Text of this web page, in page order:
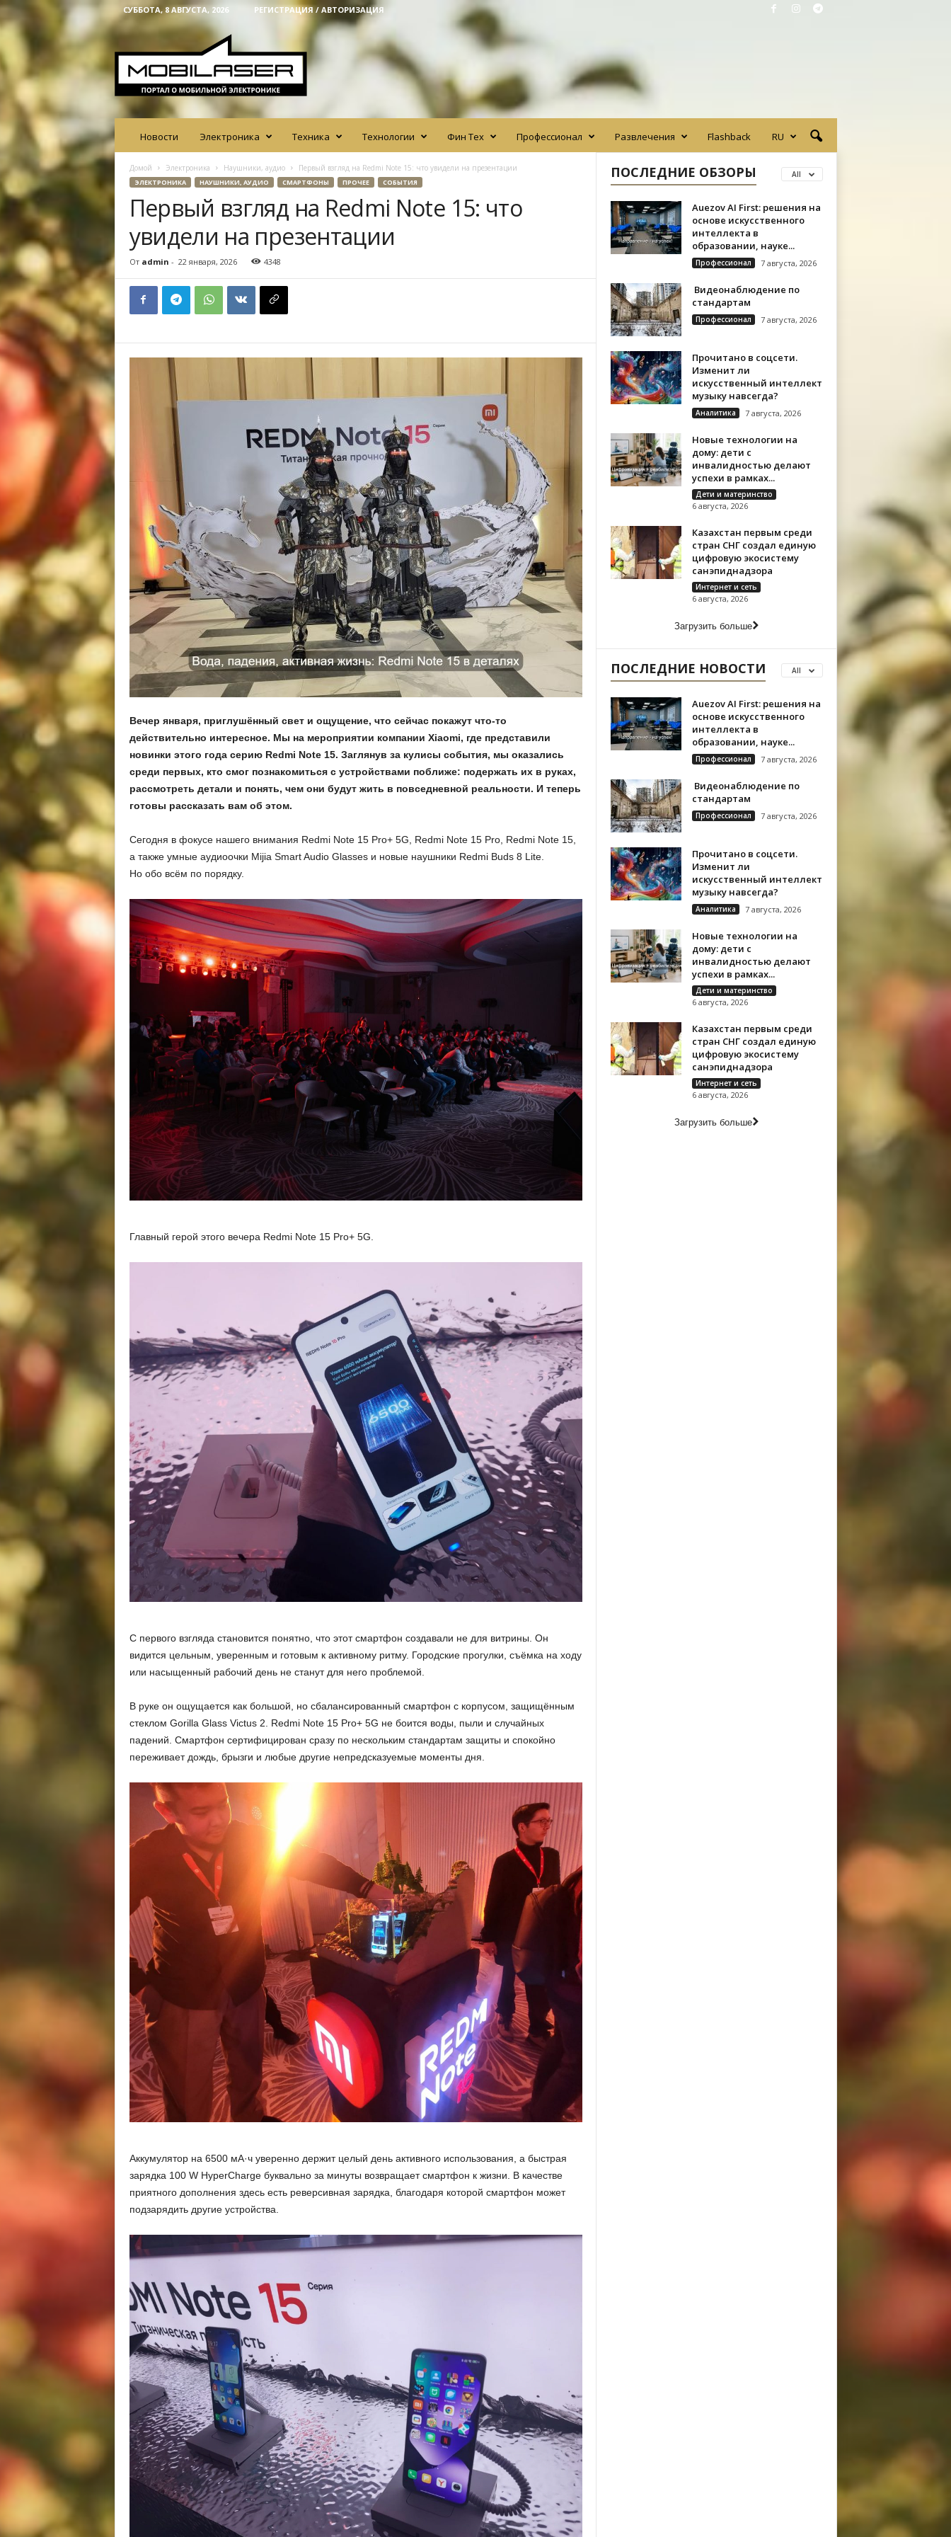
СУББОТА, 8 АВГУСТА, 2026 РЕГИСТРАЦИЯ / АВТОРИЗАЦИЯ
M
i
s
e
r
Новости Электроника Техника Технологии Фин Тех Профессионал Развлечения Flashback RU
Домой Электроника Наушники, аудио Первый взгляд на Redmi Note 15: что увидели на презентации
ЭЛЕКТРОНИКА НАУШНИКИ, АУДИО СМАРТФОНЫ ПРОЧЕЕ СОБЫТИЯ
Первый взгляд на Redmi Note 15: что
увидели на презентации
От admin - 22 января, 2026 4348
Вечер января, приглушённый свет и ощущение, что сейчас покажут что-то
действительно интересное. Мы на мероприятии компании Xiaomi, где представили
новинки этого года серию Redmi Note 15. Заглянув за кулисы события, мы оказались
среди первых, кто смог познакомиться с устройствами поближе: подержать их в руках,
рассмотреть детали и понять, чем они будут жить в повседневной реальности. И теперь
готовы рассказать вам об этом.
Сегодня в фокусе нашего внимания Redmi Note 15 Pro+ 5G, Redmi Note 15 Pro, Redmi Note 15,
а также умные аудиоочки Mijia Smart Audio Glasses и новые наушники Redmi Buds 8 Lite.
Но обо всём по порядку.
Главный герой этого вечера Redmi Note 15 Pro+ 5G.
С первого взгляда становится понятно, что этот смартфон создавали не для витрины. Он
видится цельным, уверенным и готовым к активному ритму. Городские прогулки, съёмка на ходу
или насыщенный рабочий день не станут для него проблемой.
В руке он ощущается как большой, но сбалансированный смартфон с корпусом, защищённым
стеклом Gorilla Glass Victus 2. Redmi Note 15 Pro+ 5G не боится воды, пыли и случайных
падений. Смартфон сертифицирован сразу по нескольким стандартам защиты и спокойно
переживает дождь, брызги и любые другие непредсказуемые моменты дня.
Аккумулятор на 6500 мА·ч уверенно держит целый день активного использования, а быстрая
зарядка 100 W HyperCharge буквально за минуты возвращает смартфон к жизни. В качестве
приятного дополнения здесь есть реверсивная зарядка, благодаря которой смартфон может
подзарядить другие устройства.
ПОСЛЕДНИЕ ОБЗОРЫ All
Auezov AI First: решения на
основе искусственного
интеллекта в
образовании, науке...
Профессионал 7 августа, 2026
Видеонаблюдение по
стандартам
Профессионал 7 августа, 2026
Прочитано в соцсети.
Изменит ли
искусственный интеллект
музыку навсегда?
Аналитика 7 августа, 2026
Новые технологии на
дому: дети с
инвалидностью делают
успехи в рамках...
Дети и материнство
6 августа, 2026
Казахстан первым среди
стран СНГ создал единую
цифровую экосистему
санэпиднадзора
Интернет и сеть
6 августа, 2026
Загрузить больше
ПОСЛЕДНИЕ НОВОСТИ All
Auezov AI First: решения на
основе искусственного
интеллекта в
образовании, науке...
Профессионал 7 августа, 2026
Видеонаблюдение по
стандартам
Профессионал 7 августа, 2026
Прочитано в соцсети.
Изменит ли
искусственный интеллект
музыку навсегда?
Аналитика 7 августа, 2026
Новые технологии на
дому: дети с
инвалидностью делают
успехи в рамках...
Дети и материнство
6 августа, 2026
Казахстан первым среди
стран СНГ создал единую
цифровую экосистему
санэпиднадзора
Интернет и сеть
6 августа, 2026
Загрузить больше